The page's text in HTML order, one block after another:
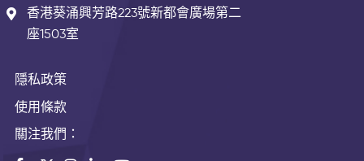
香港葵涌興芳路223號新都會廣場第二
座1503室
隱私政策
使用條款
關注我們：